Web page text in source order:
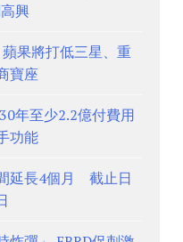
興
果將打低三星、重
寶座
年至少2.2億付費用
功能
延長4個月 截止日